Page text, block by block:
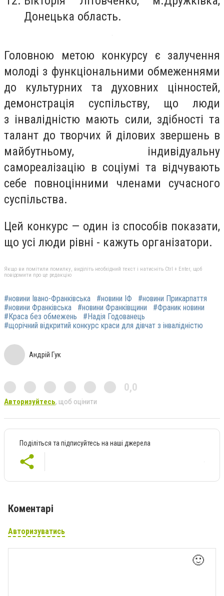
Донецька область.
Головною метою конкурсу є залучення
молоді з функціональними обмеженнями
до культурних та духовних цінностей,
демонстрація суспільству, що люди
з інвалідністю мають сили, здібності та
талант до творчих й ділових звершень в
майбутньому, індивідуальну
самореалізацію в соціумі та відчувають
себе повноцінними членами сучасного
суспільства.
Цей конкурс — один із способів показати,
що усі люди рівні - кажуть організатори.
Якщо ви помітили помилку, виділіть необхідний текст і натисніть Ctrl + Enter, щоб
повідомити про це редакцію
#новини Івано-Франківська #новини ІФ
#новини Прикарпаття
#новини Франківська
#новини Франківщини
#Франик новини
#Краса без обмежень
#Надія Годованець
#щорічний відкритий конкурс краси для дівчат з інвалідністю
Андрій Гук
0,0
Авторизуйтесь, щоб оцінити
Поділіться та підписуйтесь на наші джерела
Коментарі
Авторизуватись
🙂